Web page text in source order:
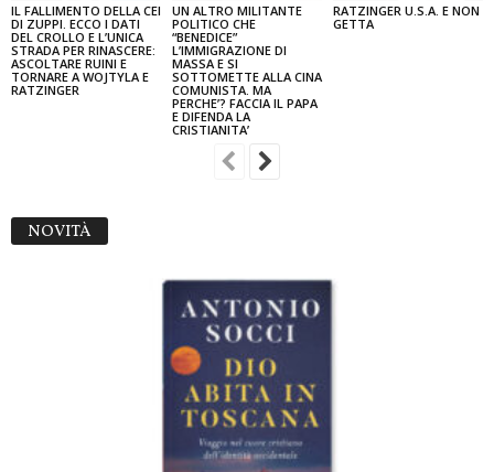
IL FALLIMENTO DELLA CEI
DI ZUPPI. ECCO I DATI
DEL CROLLO E L’UNICA
STRADA PER RINASCERE:
ASCOLTARE RUINI E
TORNARE A WOJTYLA E
RATZINGER
UN ALTRO MILITANTE
POLITICO CHE
“BENEDICE”
L’IMMIGRAZIONE DI
MASSA E SI
SOTTOMETTE ALLA CINA
COMUNISTA. MA
PERCHE’? FACCIA IL PAPA
E DIFENDA LA
CRISTIANITA’
RATZINGER U.S.A. E NON
GETTA
NOVITÀ